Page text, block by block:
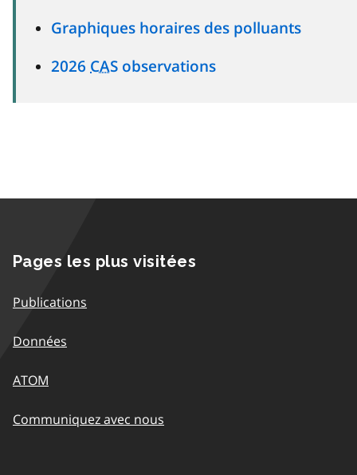
Graphiques horaires des polluants
2026 CAS observations
Pages les plus visitées
Publications
Données
ATOM
Communiquez avec nous